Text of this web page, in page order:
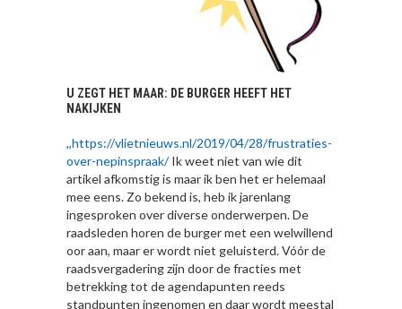
U ZEGT HET MAAR: DE BURGER HEEFT HET
NAKIJKEN
,,https://vlietnieuws.nl/2019/04/28/frustraties-
over-nepinspraak/Ik weet niet van wie dit
artikel afkomstig is maar ik ben het er helemaal
mee eens. Zo bekend is, heb ik jarenlang
ingesproken over diverse onderwerpen. De
raadsleden horen de burger met een welwillend
oor aan, maar er wordt niet geluisterd. Vóór de
raadsvergadering zijn door de fracties met
betrekking tot de agendapunten reeds
standpunten ingenomen en daar wordt meestal